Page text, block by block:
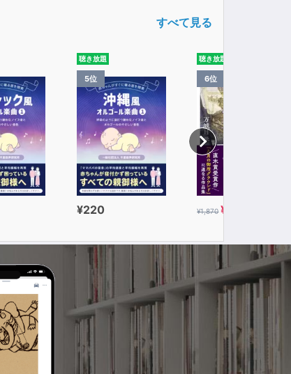
すべて見る
聴き放題
5位
¥220
聴き放題
6位
¥1,870 ¥935